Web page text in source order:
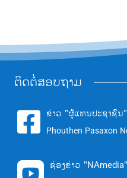
ຕິດຕໍ່ສອບຖາມ
 ຂ່າວ "ຜູ້ແທນປະຊາຊົນ"
Phouthen Pasaxon
ຊ່ອງຂ່າວ "NAmedia"